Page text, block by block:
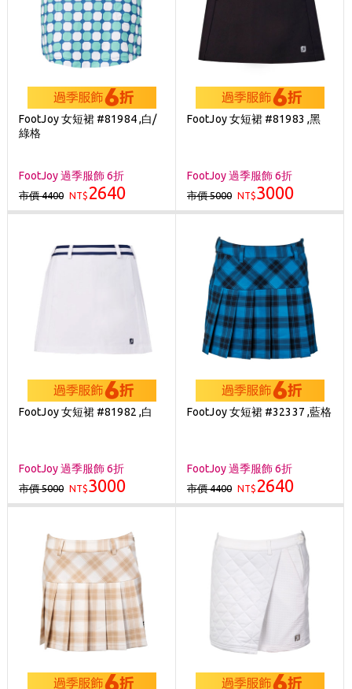
FootJoy 女短裙 #81984 ,白/
綠格
FootJoy 過季服飾 6折
市價 4400 NT$ 2640
FootJoy 女短裙 #81983 ,黑
FootJoy 過季服飾 6折
市價 5000 NT$3000
FootJoy 女短裙 #81982 ,白
FootJoy 過季服飾 6折
市價 5000 NT$3000
FootJoy 女短裙 #32337 ,藍格
FootJoy 過季服飾 6折
市價 4400 NT$ 2640